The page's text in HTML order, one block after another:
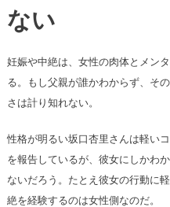
ない
妊娠や中絶は、女性の肉体とメン
る。もし父親が誰かわからず、そ
さは計り知れない。
性格が明るい坂口杏里さんは軽い
を報告しているが、彼女にしかわ
ないだろう。たとえ彼女の行動に
絶を経験するのは女性側なのだ。